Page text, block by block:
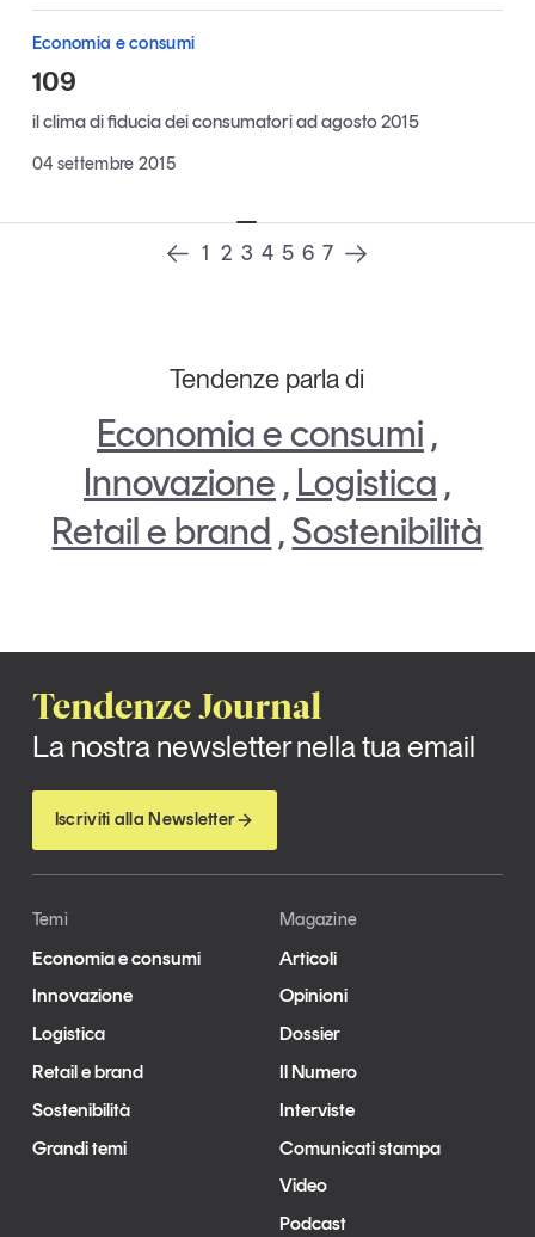
Contatti
Tendenze Journal
Leggi il magazine
Tendenze è il magazine di GS1 Italy che racconta in
modo indipendente il cambiamento e le sfide del largo
consumo e dell’economia a professionisti e
consumatori
GS1 Italy GS1 Italy
Tendenze
GS1 Italy
Economia e consumi
109
il clima di fiducia dei consumatori ad agosto 2015
04 settembre 2015
1 2 3 4 5 6 7
Tendenze parla di
Economia e consumi ,
Innovazione , Logistica ,
Retail e brand ,Sostenibilità
Tendenze Journal
La nostra newsletter nella tua email
Iscriviti alla Newsletter
Temi
Economia e consumi
Innovazione
Logistica
Retail e brand
Sostenibilità
Grandi temi
Magazine
Articoli
Opinioni
Dossier
Il Numero
Interviste
Comunicati stampa
Video
Podcast